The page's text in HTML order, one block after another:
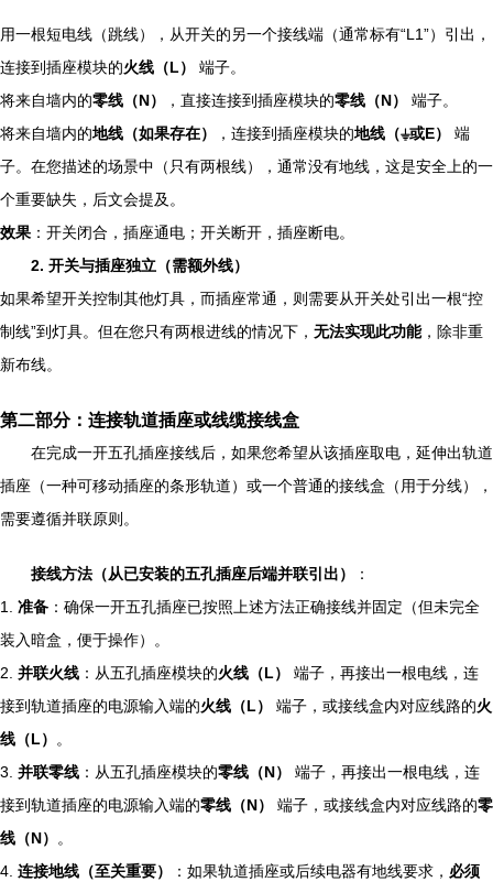
用一根短电线（跳线），从开关的另一个接线端（通常标有“L1”）引出，
连接到插座模块的火线（L）
端子。
将来自墙内的零线（N） ，直接连接到插座模块的零线（N）
端子。
将来自墙内的地线（如果存在） ，连接到插座模块的地线（⏚或E）
端
子。在您描述的场景中（只有两根线），通常没有地线，这是安全上的一
个重要缺失，后文会提及。
效果 ：开关闭合，插座通电；开关断开，插座断电。
2. 开关与插座独立（需额外线）
如果希望开关控制其他灯具，而插座常通，则需要从开关处引出一根“控
制线”到灯具。但在您只有两根进线的情况下， 无法实现此功能，除非重
新布线。
第二部分：连接轨道插座或线缆接线盒
在完成一开五孔插座接线后，如果您希望从该插座取电，延伸出轨道
插座（一种可移动插座的条形轨道）或一个普通的接线盒（用于分线），
需要遵循并联原则。
接线方法（从已安装的五孔插座后端并联引出）
：
1. 准备 ：确保一开五孔插座已按照上述方法正确接线并固定（但未完全
装入暗盒，便于操作）。
2. 并联火线 ：从五孔插座模块的火线（L）
端子，再接出一根电线，连
接到轨道插座的电源输入端的火线（L） 端子，或接线盒内对应线路的火
线（L）
。
3. 并联零线 ：从五孔插座模块的零线（N）
端子，再接出一根电线，连
接到轨道插座的电源输入端的零线（N） 端子，或接线盒内对应线路的零
线（N）
。
4. 连接地线（至关重要） ：如果轨道插座或后续电器有地线要求， 必须